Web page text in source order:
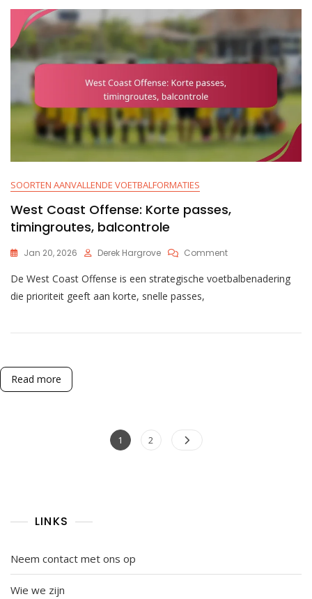
SOORTEN AANVALLENDE VOETBALFORMATIES
West Coast Offense: Korte passes,
timingroutes, balcontrole
Jan 20, 2026 Derek Hargrove CommentOn
Coast
Timingroutes,
De West Coast Offense is een strategische voetbalbenadering
die prioriteit geeft aan korte, snelle passes,
Read more
Posts
Page
1 Page
2
LINKS
Neem contact met ons op
Wie we zijn